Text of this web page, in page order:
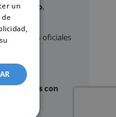
,
oficiales
seguros con
un